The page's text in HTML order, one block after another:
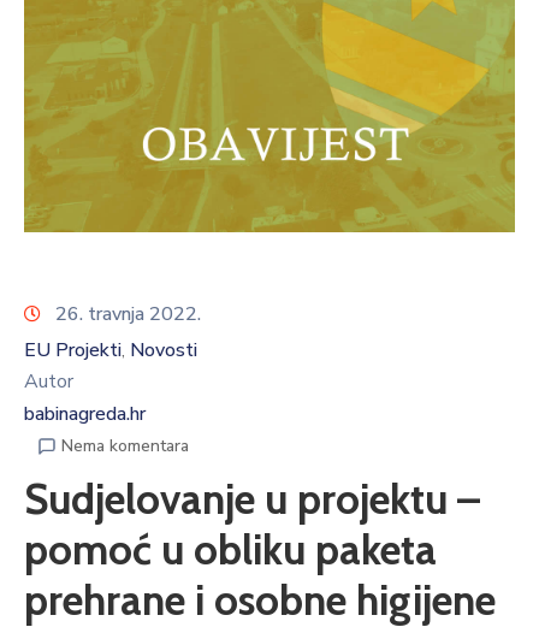
26. travnja 2022.
EU Projekti‚ Novosti
Autor
babinagreda.hr
Nema komentara
Sudjelovanje u projektu –
pomoć u obliku paketa
prehrane i osobne higijene